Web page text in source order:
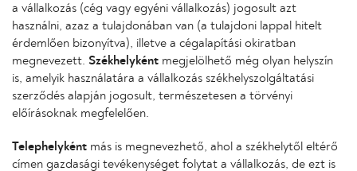
a vállalkozás (cég vagy egyéni vállalkozás) jogosult azt
használni, azaz a tulajdonában van (a tulajdoni lappal hitelt
érdemlően bizonyítva), illetve a cégalapítási okiratban
megnevezett. Székhelyként megjelölhető még olyan helyszín
is, amelyik használatára a vállalkozás székhelyszolgáltatási
szerződés alapján jogosult, természetesen a törvényi
előírásoknak megfelelően.
Telephelyként más is megnevezhető, ahol a székhelytől eltérő
címen gazdasági tevékenységet folytat a vállalkozás, de ezt is